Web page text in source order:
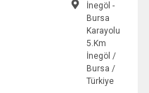
İnegöl -
Bursa
Karayolu
5.Km
İnegöl /
Bursa /
Türkiye